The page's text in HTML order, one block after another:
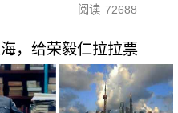
阅读 72688
，给荣毅仁拉拉票